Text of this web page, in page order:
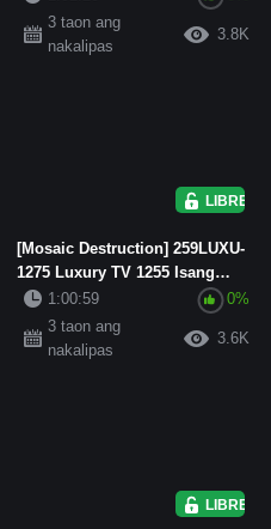
na m...3 taon ang
nakalipas
3.8K
LIBRE
[Mosaic Destruction] 259LUXU-
1275 Luxury TV 1255 Isang
magandang consultant sa kas...
1:00:59
0%
3 taon ang
nakalipas
3.6K
LIBRE